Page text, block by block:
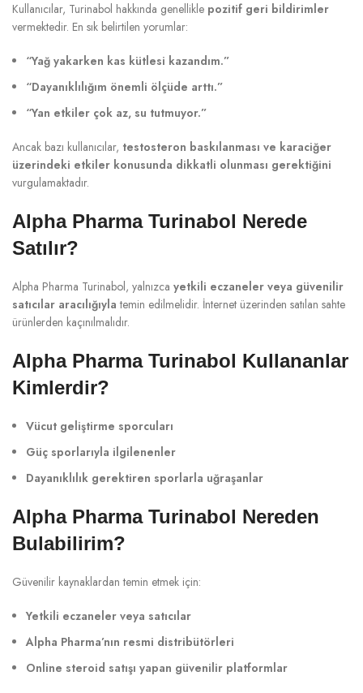
Kullanıcılar, Turinabol hakkında genellikle pozitif geri bildirimler
vermektedir. En sık belirtilen yorumlar:
“Yağ yakarken kas kütlesi kazandım.”
“Dayanıklılığım önemli ölçüde arttı.”
“Yan etkiler çok az, su tutmuyor.”
Ancak bazı kullanıcılar, testosteron baskılanması ve karaciğer
üzerindeki etkiler konusunda dikkatli olunması gerektiğini
vurgulamaktadır.
Alpha Pharma Turinabol Nerede
Satılır?
Alpha Pharma Turinabol, yalnızca yetkili eczaneler veya güvenilir
satıcılar aracılığıyla temin edilmelidir. İnternet üzerinden satılan sahte
ürünlerden kaçınılmalıdır.
Alpha Pharma Turinabol Kullananlar
Kimlerdir?
Vücut geliştirme sporcuları
Güç sporlarıyla ilgilenenler
Dayanıklılık gerektiren sporlarla uğraşanlar
Alpha Pharma Turinabol Nereden
Bulabilirim?
Güvenilir kaynaklardan temin etmek için:
Yetkili eczaneler veya satıcılar
Alpha Pharma’nın resmi distribütörleri
Online steroid satışı yapan güvenilir platformlar